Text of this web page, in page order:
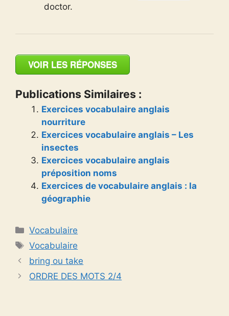
doctor.
VOIR LES RÉPONSES
Publications Similaires :
Exercices vocabulaire anglais
nourriture
Exercices vocabulaire anglais – Les
insectes
Exercices vocabulaire anglais
préposition noms
Exercices de vocabulaire anglais : la
géographie
Catégories
Vocabulaire
Étiquettes
Vocabulaire
bring ou take
ORDRE DES MOTS 2/4